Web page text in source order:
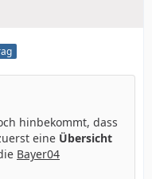
hinbekommt, dass
eine Übersicht
Bayer04